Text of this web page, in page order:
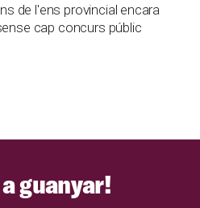
de l'ens provincial encara
cap concurs públic
guanyar!